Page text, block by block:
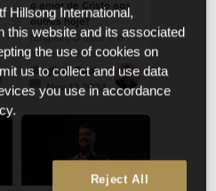
o amor de Cristo aos
outros hoje?
(English) O amor é o
fundamento de uma
comunidade saudável.
(English) Raphael Galante
Nov 12 2024
Hillsong International,
this website and its associated
the use of cookies on
us to collect and use data
you use in accordance
Reject All